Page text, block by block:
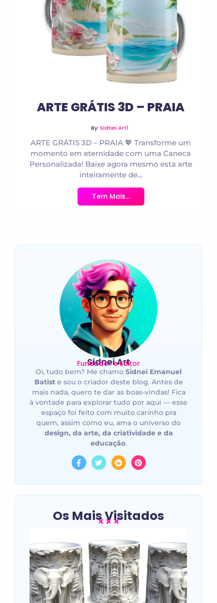
No Comments
ARTE GRÁTIS 3D – PRAIA
By Sidnei.art1
ARTE GRÁTIS 3D – PRAIA 💖 Transforme um
momento em eternidade com uma Caneca
Personalizada! Baixe agora mesmo esta arte
inteiramente de...
Tem Mais...
Sidnei Art
Fundador e Editor
Oi, tudo bem? Me chamo Sidnei Emanuel
Batiste sou o criador deste blog. Antes de
mais nada, quero te dar as boas-vindas! Fica
à vontade para explorar tudo por aqui — esse
espaço foi feito com muito carinho pra
quem, assim como eu, ama o universo do
design, da arte, da criatividade e da
educação.
Os Mais Visitados